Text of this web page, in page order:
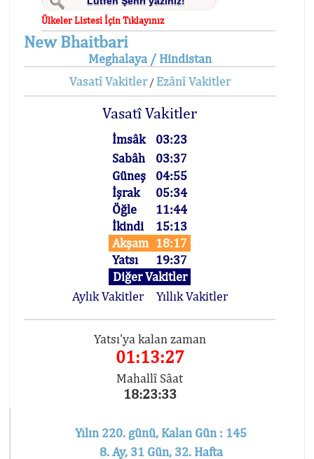
Ülkeler Listesi İçin Tıklayınız
New Bhaitbari
Meghalaya / Hindistan
Vasatî Vakitler/ Ezânî Vakitler
Vasatî Vakitler
İmsâk
03:23
Sabâh
03:37
Güneş
04:55
İşrak
05:34
Öğle
11:44
İkindi
15:13
Akşam 18:17
Yatsı
19:37
Diğer Vakitler
Aylık Vakitler
Yıllık Vakitler
Yatsı'ya kalan zaman
01:13:27
Mahallî Sâat
18:23:33
Yılın 220. günü, Kalan Gün : 145
8. Ay, 31 Gün, 32. Hafta